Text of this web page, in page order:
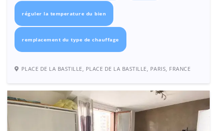
réguler la temperature du bien
remplacement du type de chauffage
PLACE DE LA BASTILLE, PLACE DE LA BASTILLE, PARIS, FRANCE